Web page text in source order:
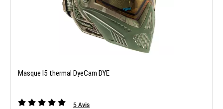
Masque I5 thermal DyeCam DYE
5Avis